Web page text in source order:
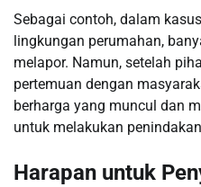
Sebagai contoh, dalam
lingkungan perumahan,
melapor. Namun, setelah
pertemuan dengan
berharga yang muncul dan
untuk melakukan
Harapan untuk